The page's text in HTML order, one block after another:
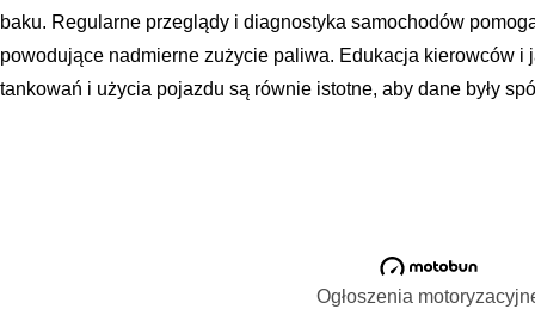
baku. Regularne przeglądy i diagnostyka samochodów
powodujące nadmierne zużycie paliwa. Edukacja kierowców i
tankowań i użycia pojazdu są równie istotne, aby dane były
Ogłoszenia